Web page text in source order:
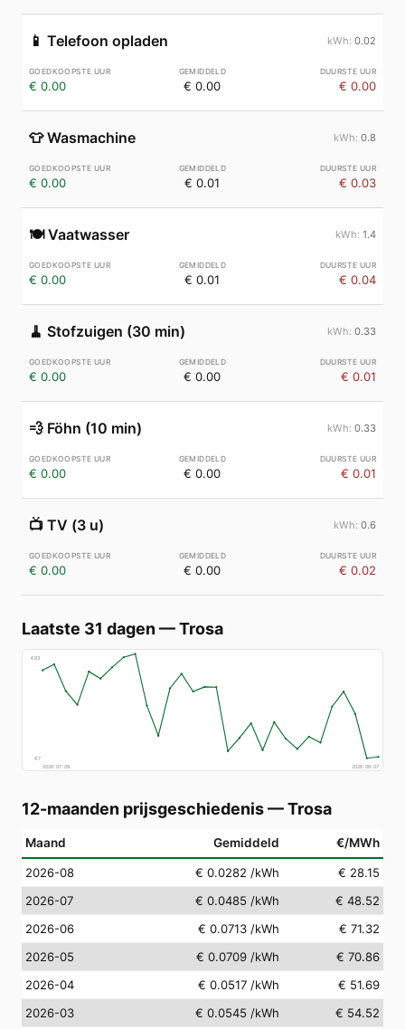
📱 Telefoon opladen 0.02
€ 0.00 € 0.00 € 0.00
👕 Wasmachine 0.8
€ 0.00 € 0.01 € 0.03
🍽️ Vaatwasser 1.4
€ 0.00 € 0.01 € 0.04
🧹 Stofzuigen (30 min) 0.33
€ 0.00 € 0.00 € 0.01
💨 Föhn (10 min) 0.33
€ 0.00 € 0.00 € 0.01
📺 TV (3 u) 0.6
€ 0.00 € 0.00 € 0.02
Laatste 31 dagen —Trosa
€83
€7
2026-07-09
2026-08-07
12-maanden prijsgeschiedenis—Trosa
Maand Gemiddeld €/MWh
2026-08 € 0.0282 /kWh
€ 28.15
2026-07
€ 0.0485 /kWh
€ 48.52
2026-06
€ 0.0713 /kWh
€ 71.32
2026-05
€ 0.0709 /kWh
€ 70.86
2026-04
€ 0.0517 /kWh
€ 51.69
2026-03
€ 0.0545 /kWh
€ 54.52